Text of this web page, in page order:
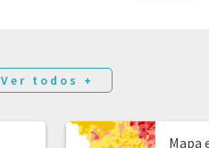
Ver todos +
Mapa